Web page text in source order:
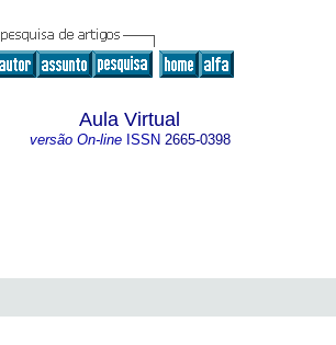
Aula Virtual
versão On-lineISSN 2665-0398